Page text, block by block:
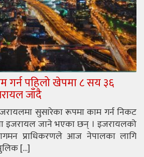
गर्न पहिलो खेपमा ८ सय ३६
जाँदै
सुसारेका रूपमा काम गर्न निकट
इजरायल जाने भएका छन् । इजरायलको
प्राधिकरणले आज नेपालका लागि
[…]